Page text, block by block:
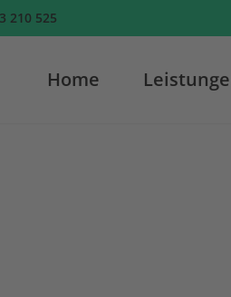
210 525
Home